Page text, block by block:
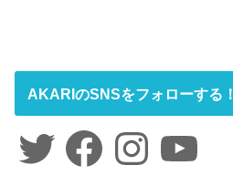
AKARIのSNSをフォローする！
Twitter FacebookInstagramYouTube